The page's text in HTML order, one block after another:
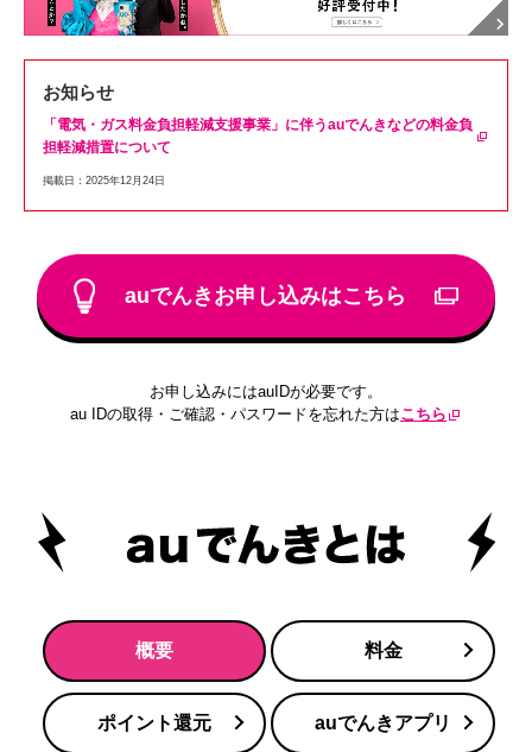
お知らせ
「電気・ガス料金負担軽減支援事業」に伴うauでんきなどの料金負
担軽減措置について
掲載日：2025年12月24日
auでんきお申し込みはこちら
お申し込みにはauIDが必要です。
au IDの取得・ご確認・パスワードを忘れた方はこちら
概要 料金
ポイント還元 auでんきアプリ